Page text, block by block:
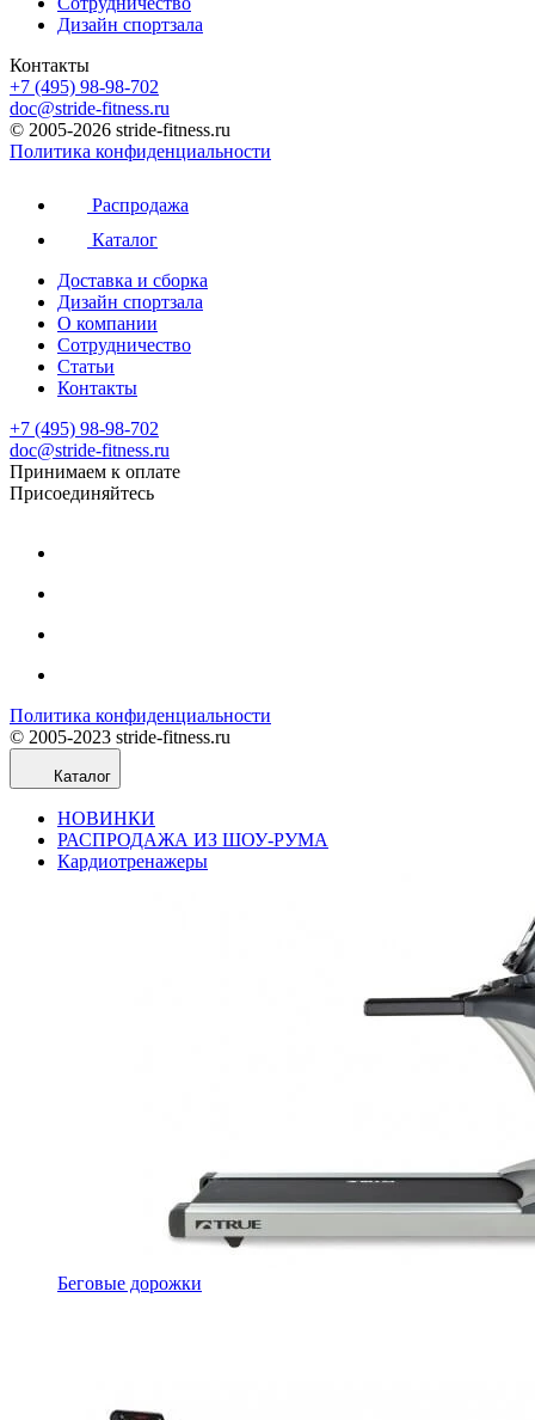
Дизайн спортзала
Контакты
+7 (495) 98-98-702
doc@stride-fitness.ru
© 2005-2026 stride-fitness.ru
Политика конфиденциальности
Распродажа
Каталог
Доставка и сборка
Дизайн спортзала
О компании
Сотрудничество
Статьи
Контакты
+7 (495) 98-98-702
doc@stride-fitness.ru
Принимаем к оплате
Присоединяйтесь
Политика конфиденциальности
© 2005-2023 stride-fitness.ru
Каталог
НОВИНКИ
РАСПРОДАЖА ИЗ ШОУ-РУМА
Кардиотренажеры
Беговые дорожки